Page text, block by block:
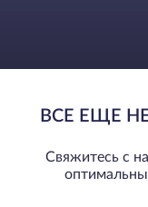
ВСЕ ЕЩЕ
Свяжитесь с